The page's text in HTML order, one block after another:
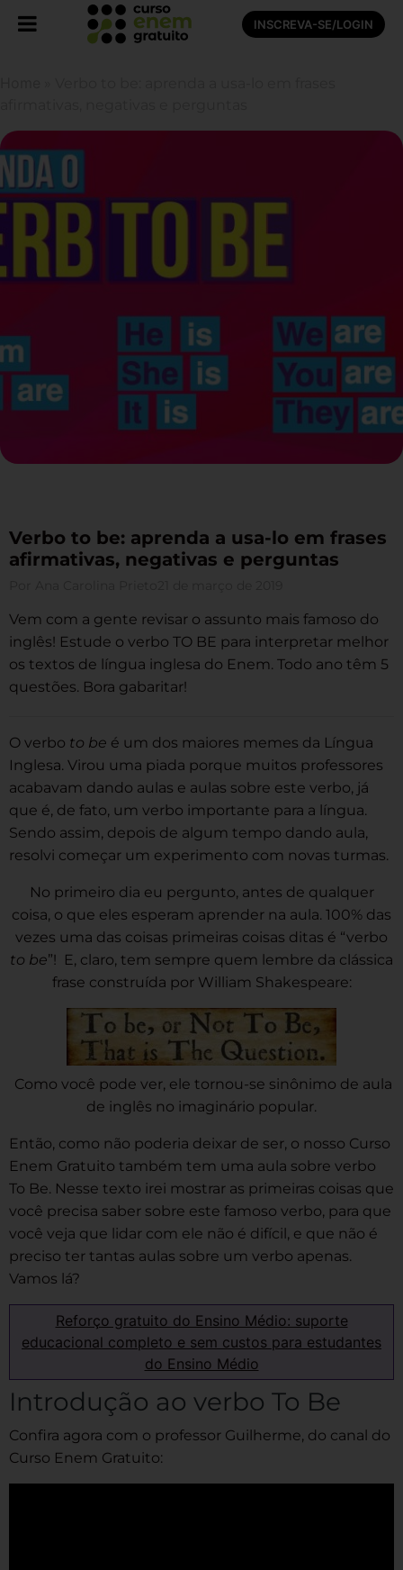
INSCREVA-SE/LOGIN
Verbo to be: aprenda a usa-lo em frases
afirmativas, negativas e perguntas
Vem com a gente revisar o assunto mais famoso do
inglês! Estude o verbo TO BE para interpretar melhor
os textos de língua inglesa do Enem. Todo ano têm 5
questões. Bora gabaritar!
O verbo to be é um dos maiores memes da Língua
Inglesa. Virou uma piada porque muitos professores
acabavam dando aulas e aulas sobre este verbo, já
que é, de fato, um verbo importante para a língua.
Sendo assim, depois de algum tempo dando aula,
resolvi começar um experimento com novas turmas.
No primeiro dia eu pergunto, antes de qualquer
coisa, o que eles esperam aprender na aula. 100% das
vezes uma das coisas primeiras coisas ditas é “verbo
to be”! E, claro, tem sempre quem lembre da clássica
frase construída por William Shakespeare:
Como você pode ver, ele tornou-se sinônimo de aula
de inglês no imaginário popular.
Então, como não poderia deixar de ser, o nosso Curso
Enem Gratuito também tem uma aula sobre verbo
To Be. Nesse texto irei mostrar as primeiras coisas que
você precisa saber sobre este famoso verbo, para que
você veja que lidar com ele não é difícil, e que não é
preciso ter tantas aulas sobre um verbo apenas.
Vamos lá?
Reforço gratuito do Ensino Médio: suporte
educacional completo e sem custos para estudantes
do Ensino Médio
Introdução ao verbo To Be
Confira agora com o professor Guilherme, do canal do
Curso Enem Gratuito: